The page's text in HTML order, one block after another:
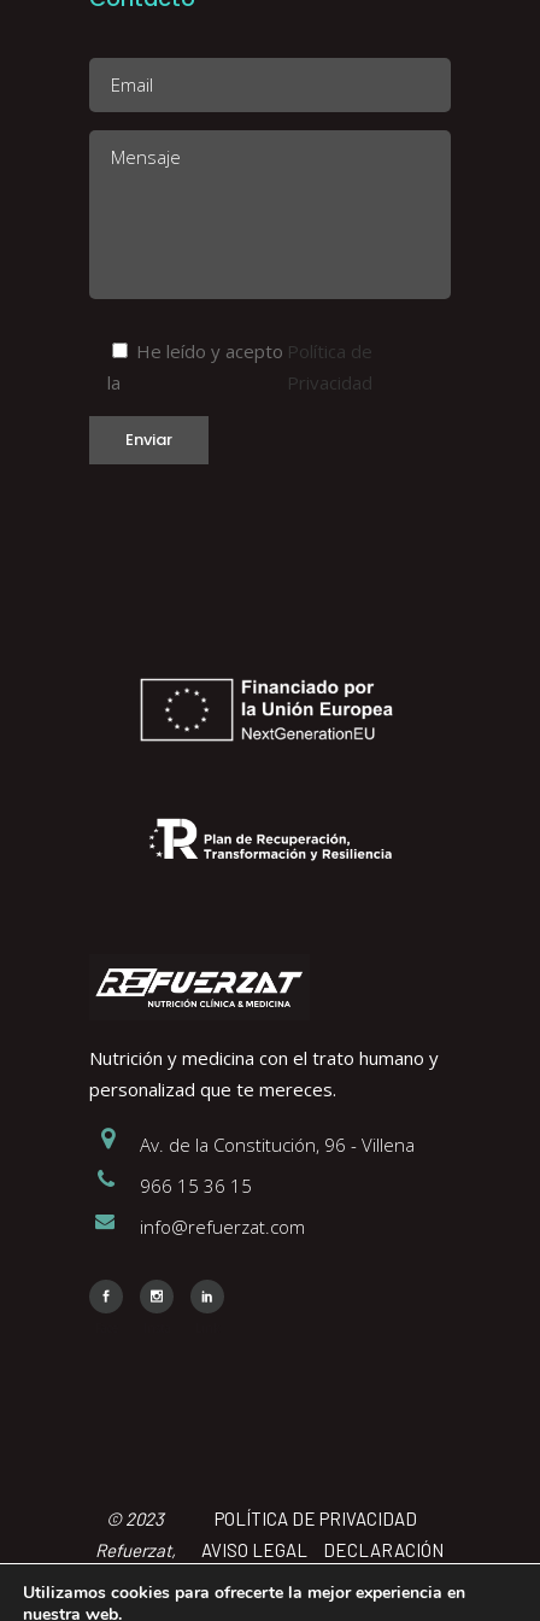
Nutrición y medicina con el trato humano y
personalizad que te mereces.
Av. de la Constitución, 96 - Villena
966 15 36 15
info@refuerzat.com
He leído y acepto
la
Política de
Privacidad
© 2023
Refuerzat,
Todos los
derechos
POLÍTICA DE PRIVACIDAD
AVISO LEGAL
DECLARACIÓN
DE ACCCESIBILIDAD
POLÍTICA
Utilizamos cookies para ofrecerte la mejor experiencia en
nuestra web.